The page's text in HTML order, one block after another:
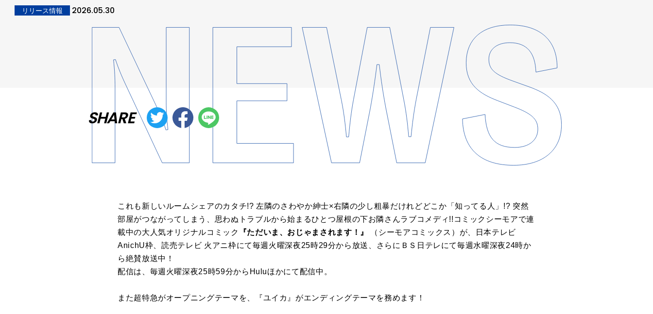
リリース情報 2026.05.30
SHARE
これも新しいルームシェアのカタチ!? 左隣のさわやか紳士×右隣の少し粗暴だけれどどこか「知ってる人」!? 突然
部屋がつながってしまう、思わぬトラブルから始まるひとつ屋根の下お隣さんラブコメディ!!コミックシーモアで連
載中の大人気オリジナルコミック
『ただいま、おじゃまされます！』
（シーモアコミックス）が、日本テレビ
AnichU枠、読売テレビ 火アニ枠にて毎週火曜深夜25時29分から放送、さらにＢＳ日テレにて毎週水曜深夜24時か
ら絶賛放送中！
配信は、毎週火曜深夜25時59分からHuluほかにて配信中。
また超特急がオープニングテーマを、『ユイカ』がエンディングテーマを務めます！